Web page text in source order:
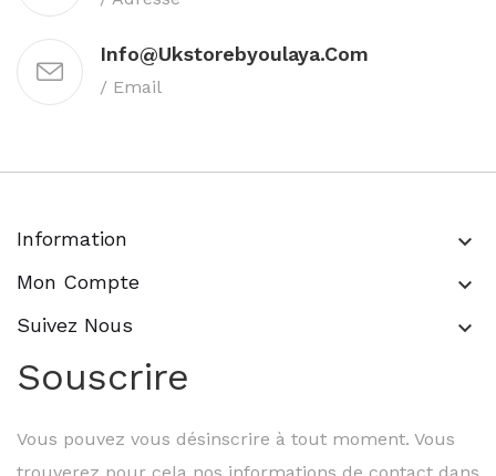
Info@ukstorebyoulaya.com
/ Email
Information keyboard_arrow_down
Mon Compte keyboard_arrow_down
Suivez Nous keyboard_arrow_down
Souscrire
Vous pouvez vous désinscrire à tout moment. Vous